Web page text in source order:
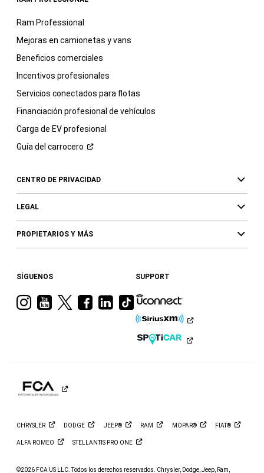
Ram Professional
Mejoras en camionetas y vans
Beneficios comerciales
Incentivos profesionales
Servicios conectados para flotas
Financiación profesional de vehículos
Carga de EV profesional
Guía del carrocero
CENTRO DE PRIVACIDAD
LEGAL
PROPIETARIOS Y MÁS
SÍGUENOS
VisitaVisitaVisitaVisitaVisita
Ram
Visita
a
Ram
en
SUPPORT
CHRYSLER DODGE JEEP® RAM MOPAR® FIAT®
ALFA ROMEO STELLANTIS PRO ONE
©2026 FCA US LLC. Todos los derechos reservados. Chrysler, Dodge, Jeep, Ram,